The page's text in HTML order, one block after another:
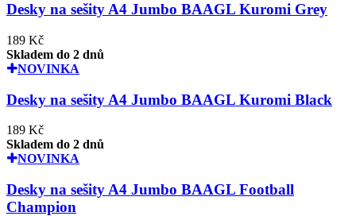
Desky na sešity A4 Jumbo BAAGL Kuromi Grey
189 Kč
Skladem do 2 dnů
NOVINKA
Desky na sešity A4 Jumbo BAAGL Kuromi Black
189 Kč
Skladem do 2 dnů
NOVINKA
Desky na sešity A4 Jumbo BAAGL Football
Champion